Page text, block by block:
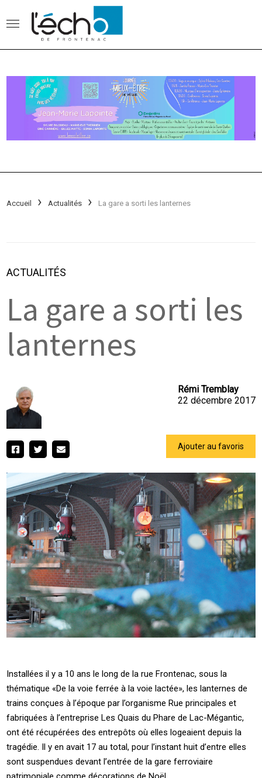
Accueil Actualités La gare a sorti les lanternes
ACTUALITÉS
La gare a sorti les
lanternes
Rémi Tremblay
22 décembre 2017
Ajouter au favoris
Installées il y a 10 ans le long de la rue Frontenac, sous la
thématique «De la voie ferrée à la voie lactée», les lanternes de
trains conçues à l’époque par l’organisme Rue principales et
fabriquées à l’entreprise Les Quais du Phare de Lac-Mégantic,
ont été récupérées des entrepôts où elles logeaient depuis la
tragédie. Il y en avait 17 au total, pour l’instant huit d’entre elles
sont suspendues devant l’entrée de la gare ferroviaire